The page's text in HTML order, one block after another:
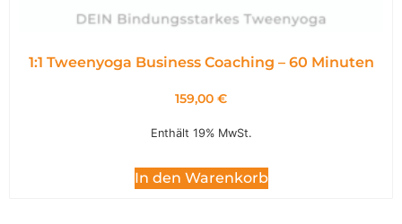
1:1 Tweenyoga Business Coaching – 60 Minuten
159,00 €
Enthält 19% MwSt.
In den Warenkorb